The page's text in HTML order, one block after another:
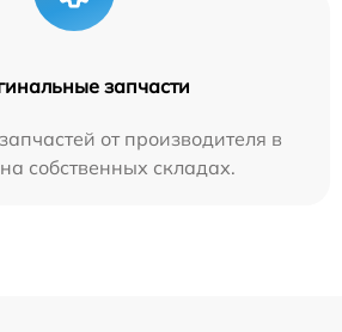
запчасти
от производителя в
собственных складах.